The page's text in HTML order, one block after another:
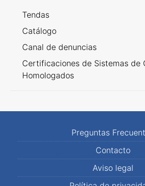
Tendas
Catálogo
Canal de denuncias
Certificaciones de Sistemas de
Homologados
Preguntas
Contacto
Aviso legal